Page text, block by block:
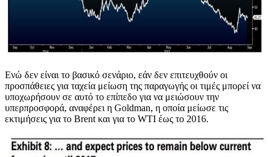
Ενώ δεν είναι το βασικό σενάριο, εάν δεν επιτευχθούν οι
προσπάθειες για ταχεία μείωση της παραγωγής οι τιμές μπορεί να
υποχωρήσουν σε αυτό το επίπεδο για να μειώσουν την
υπερπροσφορά, αναφέρει η Goldman, η οποία μείωσε τις
εκτιμήσεις για το Brent και για το WTI έως το 2016.